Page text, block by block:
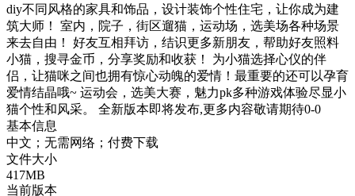
diy不同风格的家具和饰品，设计装饰个性住宅，让你成为建
筑大师！ 室内，院子，街区遛猫，运动场，选美场各种场景
来去自由！ 好友互相拜访，结识更多新朋友，帮助好友照料
小猫，搜寻金币，分享奖励和收获！ 为小猫选择心仪的伴
侣，让猫咪之间也拥有惊心动魄的爱情！最重要的还可以孕育
爱情结晶哦~ 运动会，选美大赛，魅力pk多种游戏体验尽显小
猫个性和风采。 全新版本即将发布,更多内容敬请期待0-0
基本信息
中文；无需网络；付费下载
文件大小
417MB
当前版本